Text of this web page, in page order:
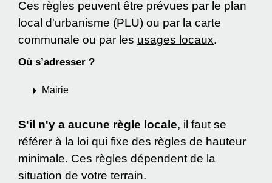
Ces règles peuvent être prévues par le plan
local d'urbanisme (PLU) ou par la carte
communale ou par les usages locaux.
Où s’adresser ?
arrow_right Mairie
S'il n'y a aucune règle locale, il faut se
référer à la loi qui fixe des règles de hauteur
minimale. Ces règles dépendent de la
situation de votre terrain.